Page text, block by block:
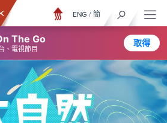
The Go
、電視節目
取得
ENG / 簡